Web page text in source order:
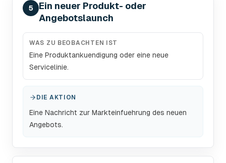
5
Ein neuer Produkt- oder
Angebotslaunch
WAS ZU BEOBACHTEN IST
Eine Produktankuendigung oder eine neue
Servicelinie.
DIE AKTION
Eine Nachricht zur Markteinfuehrung des neuen
Angebots.